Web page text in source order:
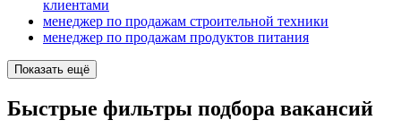
клиентами
менеджер по продажам строительной техники
менеджер по продажам продуктов питания
Показать ещё
Быстрые фильтры подбора вакансий